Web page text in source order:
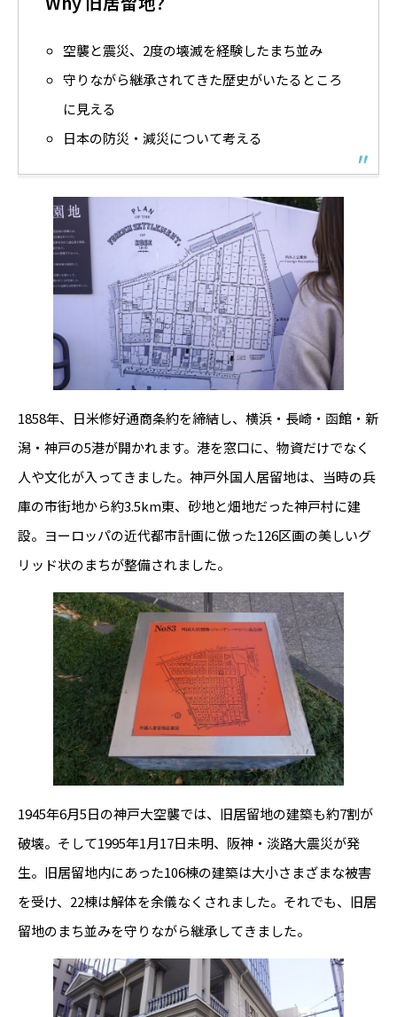
空襲と震災、2度の壊滅を経験したまち並み
守りながら継承されてきた歴史がいたるところ
に見える
日本の防災・減災について考える
1858年、日米修好通商条約を締結し、横浜・長崎・函館・新
潟・神戸の5港が開かれます。港を窓口に、物資だけでなく
人や文化が入ってきました。神戸外国人居留地は、当時の兵
庫の市街地から約3.5km東、砂地と畑地だった神戸村に建
設。ヨーロッパの近代都市計画に倣った126区画の美しいグ
リッド状のまちが整備されました。
1945年6月5日の神戸大空襲では、旧居留地の建築も約7割が
破壊。そして1995年1月17日未明、阪神・淡路大震災が発
生。旧居留地内にあった106棟の建築は大小さまざまな被害
を受け、22棟は解体を余儀なくされました。それでも、旧居
留地のまち並みを守りながら継承してきました。